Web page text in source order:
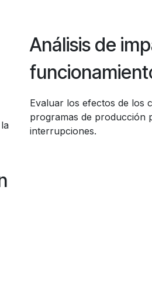
Análisis de
Evaluar los efectos de los
programas de producción
interrupciones.